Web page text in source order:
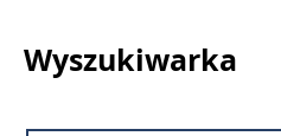
Wyszukiwarka